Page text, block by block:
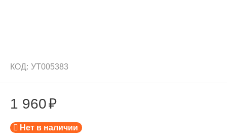
КОД: УТ005383
1 960₽
Нет в наличии